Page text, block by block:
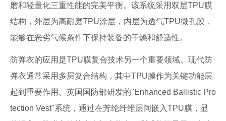
磨和轻量化三重性能的完美平衡。该系统采用双层TPU膜
结构，外层为高耐磨TPU涂层，内层为透气TPU微孔膜，
能够在恶劣气候条件下保持装备的干燥和舒适性。
防弹衣的应用是TPU膜复合技术另一个重要领域。现代防
弹衣通常采用多层复合结构，其中TPU膜作为关键功能层
起到重要作用。英国国防部研发的"Enhanced Ballistic Pro
tection Vest"系统，通过在芳纶纤维层间嵌入TPU膜，显